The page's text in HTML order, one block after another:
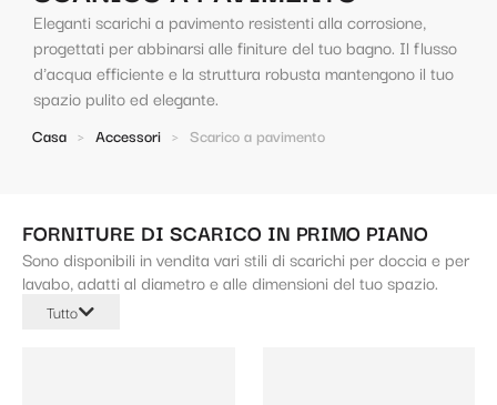
Eleganti scarichi a pavimento resistenti alla corrosione,
progettati per abbinarsi alle finiture del tuo bagno. Il flusso
d'acqua efficiente e la struttura robusta mantengono il tuo
spazio pulito ed elegante.
Casa > Accessori > Scarico a pavimento
FORNITURE DI SCARICO IN PRIMO PIANO
Sono disponibili in vendita vari stili di scarichi per doccia e per
lavabo, adatti al diametro e alle dimensioni del tuo spazio.
Tutto